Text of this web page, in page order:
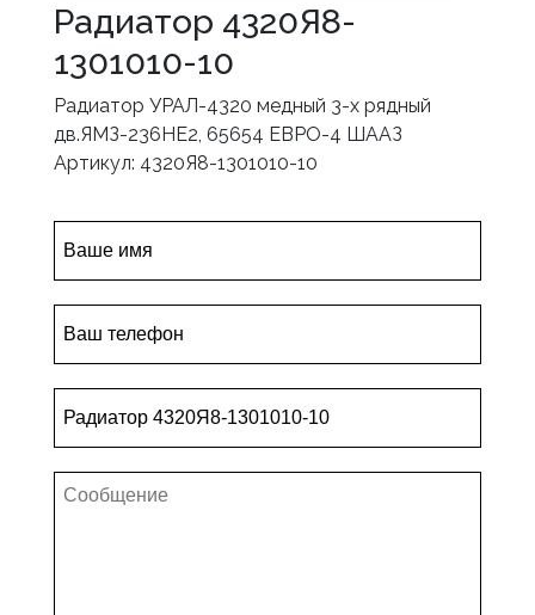
Радиатор 4320Я8-
1301010-10
Радиатор УРАЛ-4320 медный 3-х рядный
дв.ЯМЗ-236НЕ2, 65654 ЕВРО-4 ШААЗ
Артикул: 4320Я8-1301010-10